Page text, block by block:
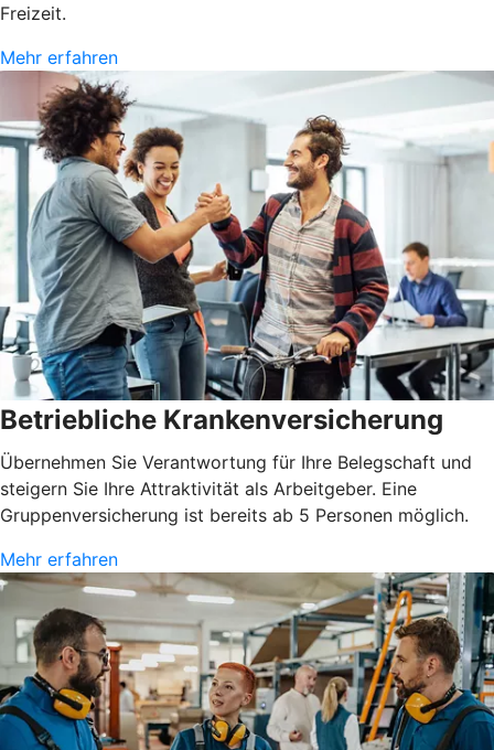
Freizeit.
Mehr erfahren
Betriebliche Krankenversicherung
Übernehmen Sie Verantwortung für Ihre Belegschaft und
steigern Sie Ihre Attraktivität als Arbeitgeber. Eine
Gruppenversicherung ist bereits ab 5 Personen möglich.
Mehr erfahren